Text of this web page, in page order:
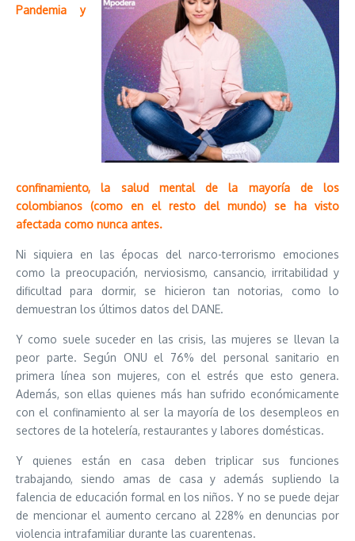
Pandemia y
confinamiento, la salud mental de la mayoría de los
colombianos (como en el resto del mundo) se ha visto
afectada como nunca antes.
Ni siquiera en las épocas del narco-terrorismo emociones
como la preocupación, nerviosismo, cansancio, irritabilidad y
dificultad para dormir, se hicieron tan notorias, como lo
demuestran los últimos datos del DANE.
Y como suele suceder en las crisis, las mujeres se llevan la
peor parte. Según ONU el 76% del personal sanitario en
primera línea son mujeres, con el estrés que esto genera.
Además, son ellas quienes más han sufrido económicamente
con el confinamiento al ser la mayoría de los desempleos en
sectores de la hotelería, restaurantes y labores domésticas.
Y quienes están en casa deben triplicar sus funciones
trabajando, siendo amas de casa y además supliendo la
falencia de educación formal en los niños. Y no se puede dejar
de mencionar el aumento cercano al 228% en denuncias por
violencia intrafamiliar durante las cuarentenas.